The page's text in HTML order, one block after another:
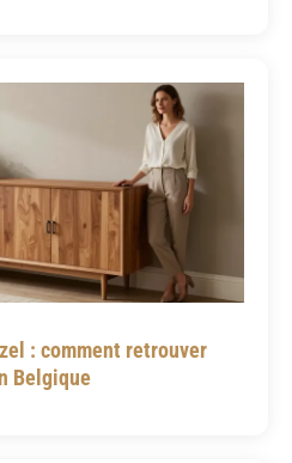
: comment retrouver
Belgique